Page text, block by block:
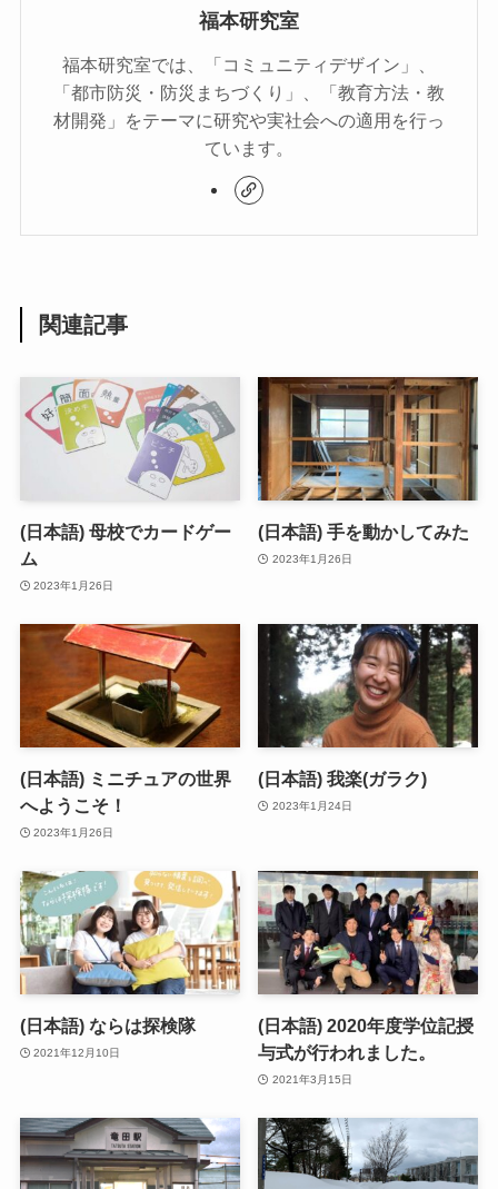
福本研究室
福本研究室では、「コミュニティデザイン」、
「都市防災・防災まちづくり」、「教育方法・教
材開発」をテーマに研究や実社会への適用を行っ
ています。
関連記事
(日本語) 母校でカードゲー
ム
2023年1月26日
(日本語) 手を動かしてみた
2023年1月26日
(日本語) ミニチュアの世界
へようこそ！
2023年1月26日
(日本語) 我楽(ガラク)
2023年1月24日
(日本語) ならは探検隊
2021年12月10日
(日本語) 2020年度学位記授
与式が行われました。
2021年3月15日